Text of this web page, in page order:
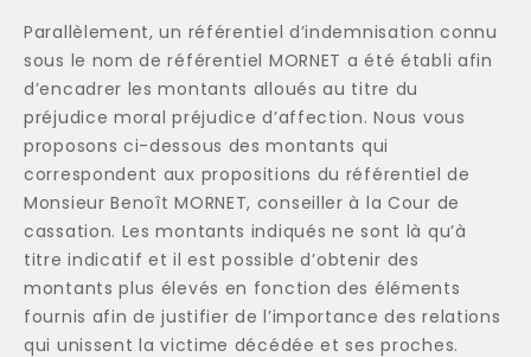
Parallèlement, un référentiel d’indemnisation connu
sous le nom de référentiel MORNET a été établi afin
d’encadrer les montants alloués au titre du
préjudice moral préjudice d’affection. Nous vous
proposons ci-dessous des montants qui
correspondent aux propositions du référentiel de
Monsieur Benoît MORNET, conseiller à la Cour de
cassation. Les montants indiqués ne sont là qu’à
titre indicatif et il est possible d’obtenir des
montants plus élevés en fonction des éléments
fournis afin de justifier de l’importance des relations
qui unissent la victime décédée et ses proches.